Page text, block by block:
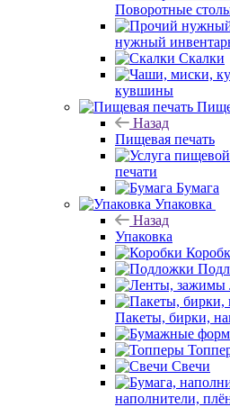
Поворотные
нужный
Скалки
кувшины
Назад
Пищевая печать
печати
Бумага
Упаковка
Назад
Упаковка
Пакеты, бирки,
Свечи
наполнители,